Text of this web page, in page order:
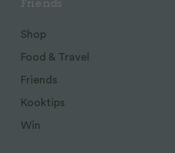
Friends
Shop
Food & Travel
Friends
Kooktips
Win